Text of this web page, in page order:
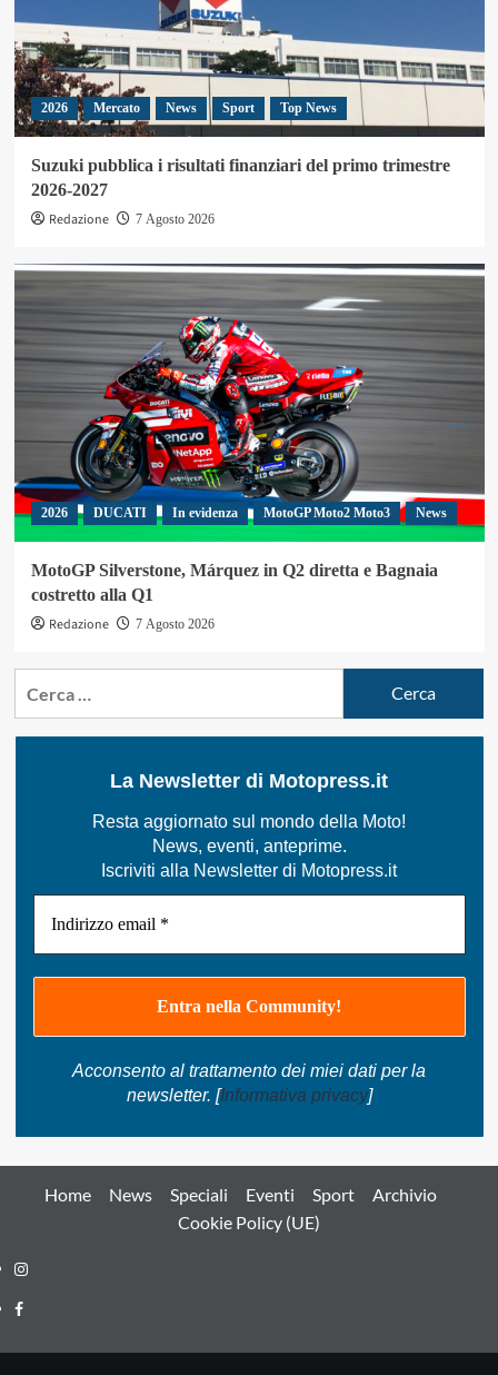
2026 Mercato News Sport Top News
Suzuki pubblica i risultati finanziari del primo trimestre
2026-2027
Redazione
7 Agosto 2026
2026 DUCATI In evidenza MotoGP Moto2 Moto3 News
MotoGP Silverstone, Márquez in Q2 diretta e Bagnaia
costretto alla Q1
Redazione
7 Agosto 2026
La Newsletter di Motopress.it
Resta aggiornato sul mondo della Moto!
News, eventi, anteprime.
Iscriviti alla Newsletter di Motopress.it
Acconsento al trattamento dei miei dati per la
newsletter. [Informativa privacy]
Home News Speciali Eventi Sport
Archivio
Cookie Policy (UE)
Instagram
Facebook